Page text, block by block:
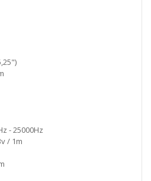
- 25000Hz
/ 1m